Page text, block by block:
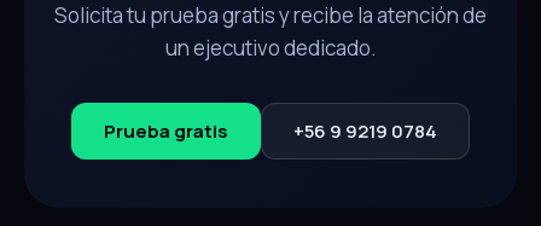
Solicita tu prueba gratis y recibe la atención de
un ejecutivo dedicado.
Prueba gratis +56 9 9219 0784